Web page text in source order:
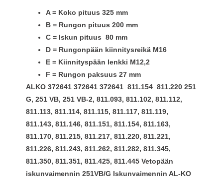
A = Koko pituus 325 mm
B = Rungon pituus 200 mm
C = Iskun pituus 80 mm
D = Rungonpään kiinnitysreikä M16
E = Kiinnityspään lenkki M12,2
F = Rungon paksuus 27 mm
ALKO 372641 372641 372641 811.154 811.220 251
G, 251 VB, 251 VB-2, 811.093, 811.102, 811.112,
811.113, 811.114, 811.115, 811.117, 811.119,
811.143, 811.146, 811.151, 811.154, 811.163,
811.170, 811.215, 811.217, 811.220, 811.221,
811.226, 811.243, 811.262, 811.282, 811.345,
811.350, 811.351, 811.425, 811.445 Vetopään
iskunvaimennin 251VB/G Iskunvaimennin AL-KO